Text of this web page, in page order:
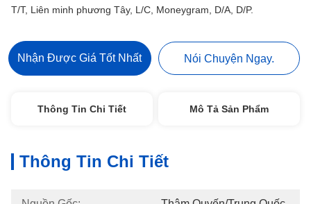
T/T, Liên minh phương Tây, L/C, Moneygram, D/A, D/P.
Nhận Được Giá Tốt Nhất Nói Chuyện Ngay.
Thông Tin Chi Tiết Mô Tả Sản Phẩm
Thông Tin Chi Tiết